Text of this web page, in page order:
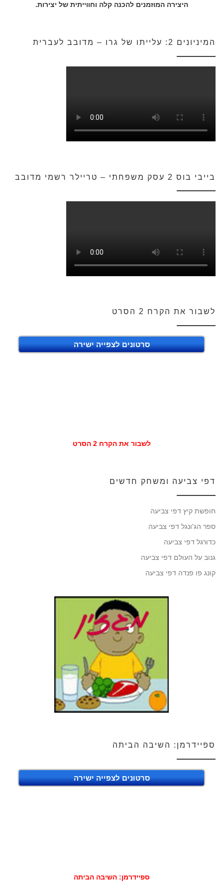
היצירה המוזמנים להכנה קלה וחווייתית של יצירות.
המיניונים 2: עלייתו של גרו – מדובב לעברית
בייבי בוס 2 עסק משפחתי – טריילר רשמי מדובב
לשבור את הקרח 2 הסרט
סרטונים לצפייה ישירה
לשבור את הקרח 2 הסרט
דפי צביעה ומשחק חדשים
חופשת קיץ דפי צביעה
ספר הג'ונגל דפי צביעה
כדורגל דפי צביעה
גנוב על העולם דפי צביעה
קונג פו פנדה דפי צביעה
ספיידרמן: השיבה הביתה
סרטונים לצפייה ישירה
ספיידרמן: השיבה הביתה